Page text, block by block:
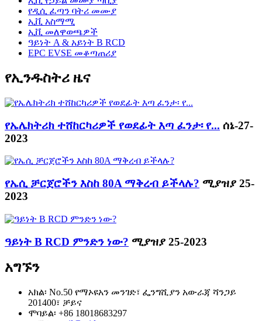
የዲሲ ፈጣን ባትሪ መሙያ
ኢቪ አስማሚ
ኢቪ መለዋወጫዎች
ዓይነት A & አይነት B RCD
EPC EVSE መቆጣጠሪያ
የኢንዱስትሪ ዜና
የኤሌክትሪክ ተሸከርካሪዎች የወደፊት እጣ ፈንታ፡ የ... ሰኔ-27-
2023
የኤሲ ቻርጀሮችን እስከ 80A ማቅረብ ይችላሉ? ሚያዝያ 25-
2023
ዓይነት B RCD ምንድን ነው? ሚያዝያ 25-2023
አግኙን
አክል፡ No.50 የማኦዩአን መንገድ፣ ፌንግሺያን አውራጃ ሻንጋይ
201400፣ ቻይና
ሞባይል፡ +86 18018683297